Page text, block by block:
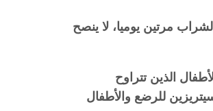
بها هي 2.5 مل من الشراب مرتين يوميا، لا ينصح
الذين تتراوح
الليفوسيتريزين للرضع والأطفال